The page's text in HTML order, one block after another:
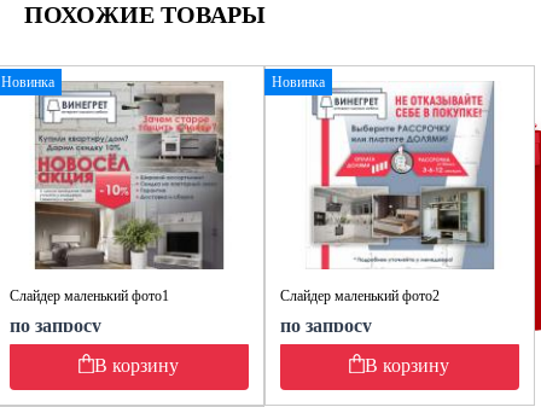
ПОХОЖИЕ ТОВАРЫ
Новинка
Слайдер маленький фото1
по запросу
В корзину
Новинка
Слайдер маленький фото2
по запросу
В корзину